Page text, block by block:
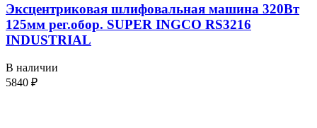
Эксцентриковая шлифовальная машина 320Вт
125мм рег.обор. SUPER INGCO RS3216
INDUSTRIAL
В наличии
5840 ₽